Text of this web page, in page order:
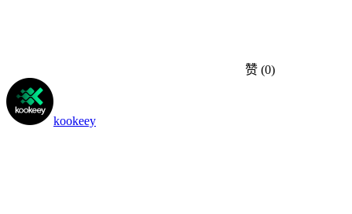
赞 (0)
kookeey